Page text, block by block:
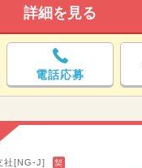
詳細を見る
電話応募
社[NG-J] 契